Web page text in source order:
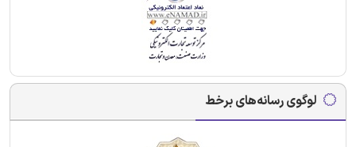
لوگوی رسانه‌های برخط